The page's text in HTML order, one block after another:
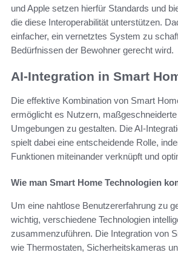
und Apple setzen hierfür Standards und
die diese Interoperabilität unterstützen.
einfacher, ein vernetztes System zu
Bedürfnissen der Bewohner gerecht wird.
AI-Integration in Smart
Die effektive Kombination von Smart
ermöglicht es Nutzern,
Umgebungen zu gestalten. Die AI-
spielt dabei eine entscheidende Rolle,
Funktionen miteinander verknüpft und
Wie man Smart Home Technologien
Um eine nahtlose Benutzererfahrung zu
wichtig, verschiedene Technologien
zusammenzuführen. Die Integration von
wie Thermostaten, Sicherheitskameras